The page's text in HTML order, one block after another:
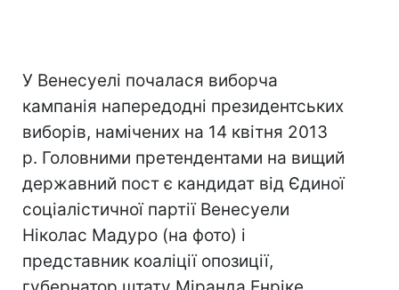
У Венесуелі почалася виборча
кампанія напередодні президентських
виборів, намічених на 14 квітня 2013
р. Головними претендентами на вищий
державний пост є кандидат від Єдиної
соціалістичної партії Венесуели
Ніколас Мадуро (на фото) і
представник коаліції опозиції,